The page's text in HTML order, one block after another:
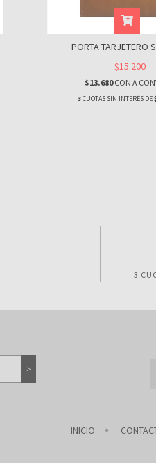
PORTA TARJETERO
$15.200
$13.680CON A
3CUOTAS SIN INTERÉS DE
3
INICIO